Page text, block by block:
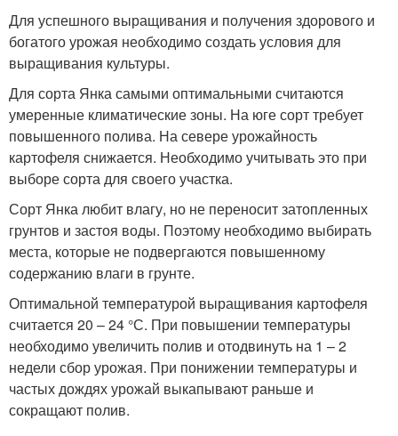
Для успешного выращивания и получения здорового и
богатого урожая необходимо создать условия для
выращивания культуры.
Для сорта Янка самыми оптимальными считаются
умеренные климатические зоны. На юге сорт требует
повышенного полива. На севере урожайность
картофеля снижается. Необходимо учитывать это при
выборе сорта для своего участка.
Сорт Янка любит влагу, но не переносит затопленных
грунтов и застоя воды. Поэтому необходимо выбирать
места, которые не подвергаются повышенному
содержанию влаги в грунте.
Оптимальной температурой выращивания картофеля
считается 20 – 24 °С. При повышении температуры
необходимо увеличить полив и отодвинуть на 1 – 2
недели сбор урожая. При понижении температуры и
частых дождях урожай выкапывают раньше и
сокращают полив.